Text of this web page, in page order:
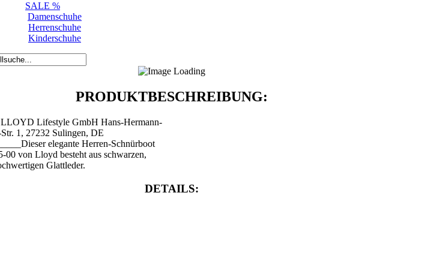
SALE %
Damenschuhe
Herrenschuhe
Kinderschuhe
PRODUKTBESCHREIBUNG:
Lifestyle GmbH Hans-Hermann-
1, 27232 Sulingen, DE
elegante Herren-Schnürboot
00 von Lloyd besteht aus schwarzen,
Glattleder.
DETAILS: